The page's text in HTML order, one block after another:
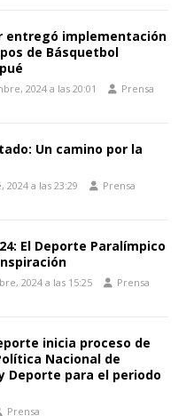
entregó implementación
de Básquetbol
2024 a las 20:01 Prensa
Un camino por la
a las 23:29 Prensa
El Deporte Paralímpico
2024 a las 15:25 Prensa
inicia proceso de
Nacional de
Deporte para el periodo
Prensa